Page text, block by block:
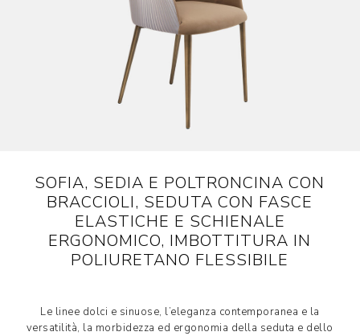
SOFIA, SEDIA E POLTRONCINA CON
BRACCIOLI, SEDUTA CON FASCE
ELASTICHE E SCHIENALE
ERGONOMICO, IMBOTTITURA IN
POLIURETANO FLESSIBILE
Le linee dolci e sinuose, l’eleganza contemporanea e la
versatilità, la morbidezza ed ergonomia della seduta e dello